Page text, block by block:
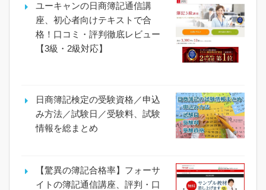
ユーキャンの日商簿記通信講
座、初心者向けテキストで合
格！口コミ・評判徹底レビュー
【3級・2級対応】
日商簿記検定の受験資格／申込
み方法／試験日／受験料、試験
情報を総まとめ
【驚異の簿記合格率】フォーサ
イトの簿記通信講座、評判・口